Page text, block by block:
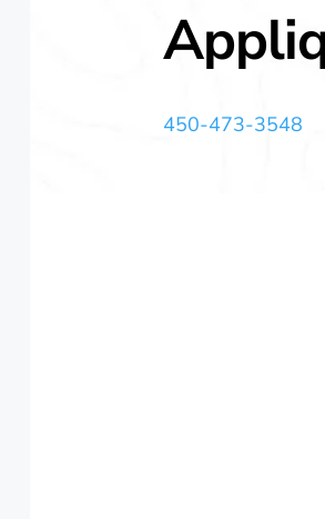
450-473-3548